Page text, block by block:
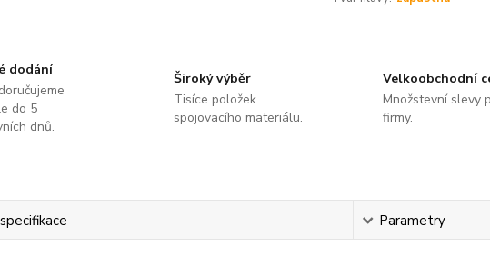
dodání
do 5
dnů.
Široký výběr
Tisíce položek
spojovacího materiálu.
Velkoobchodní
Množstevní slevy
firmy.
Parametry